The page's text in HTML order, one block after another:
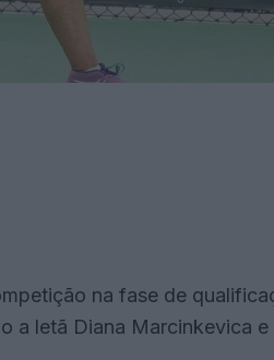
na fase de
a letã Diana Marcinkevica e